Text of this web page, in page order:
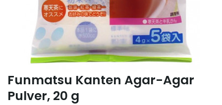
Funmatsu Kanten Agar-Agar
Pulver, 20 g